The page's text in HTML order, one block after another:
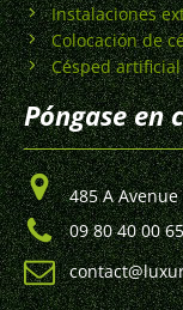
Instalaciones
Colocación de
Césped
Póngase en
485 A
09 80 40 00 65